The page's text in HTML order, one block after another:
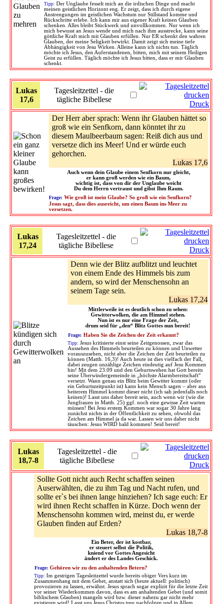
Tipp: Der Unglaube fesselt mich an die irdischen Dinge und macht
meinen geistlichen Horizont eng. Er zeigt, dass ich durch eigene
Anstrengungen im geistlichen Wachstum nur Stillstand komme und
Rückschritte erlebe. Ich kann mir aus eigener Kraft keinen Glauben
schenken. Alles bleibt Stückwerk und unvollkommen. Nur wenn ich
mich bewusst an Jesus wende und mich nach ihm ausstrecke, kann seine
göttliche Kraft mich mit Glauben erfüllen. Nur ER schenkt den wahren
Glauben, der meine Seligkeit bewirkt. Damit zeigt sich meine tiefe
Abhängigkeit von Jesu Wirken. Alleine kann ich nichts tun. Täglich
möchte ich Jesus, den Auferstandenen, bitten, mich mit seinem Heiligen
Geist zu erfüllen. Täglich möchte ich Jesus bitten, dass er mir Glauben
schenkt.
Lukas
17,6
Tagesleitzettel - die
tägliche Bibellese
Druck
Der Herr aber sprach: Wenn ihr Glauben hättet so
groß wie ein Senfkorn, dann könntet ihr zu
diesem Maulbeerbaum sagen: Reiß dich aus und
versetze dich ins Meer! Und er würde euch
gehorchen.
Lukas 17,6
Auch wenn dein Glaube einem Senfkorn nur gleicht,
er kann groß werden wie ein Baum,
wichtig ist, dass von dir der Unglaube weicht
Du dem Herrn vertraust und gibst Ihm Raum.
Frage: Wie groß ist mein Glaube? So groß wie ein Senfkorn?
Jesus sagt, dass dies ausreicht, um einen Baum ins Meer zu
versetzen.
Lukas
17,24
Tagesleitzettel - die
tägliche Bibellese
Druck
Denn wie der Blitz aufblitzt und leuchtet
von einem Ende des Himmels bis zum
andern, so wird der Menschensohn an
seinem Tage sein.
Lukas 17,24
Mittlerweile ist es deutlich schon zu sehen:
Gewitterwolken, die am Himmel stehen.
Nun ist es nur eine Frage der Zeit,
drum seid für „den“ Blitz Gottes nun bereit!
Frage: Haben Sie die Zeichen der Zeit erkannt?
Tipp: Jesus kritisierte einst seine Zeitgenossen, zwar das
Aussehen des Himmels beurteilen zu können und Unwetter
vorauszusehen, nicht aber die Zeichen der Zeit beurteilen zu
können (Matth. 16,3)! Auch heute ist dies vielfach der Fall,
dabei zeugen unzählige Zeichen eindeutig auf Jesu Kommen
hin! Mit dem 23.09 und den Geburtswehen hat Gott bereits
seine Überwindergemeinde in „höchste Alarmbereitschaft“
versetzt. Wann genau ein Blitz beim Gewitter kommt (oder
ein Geburtszeitpunkt ist) kann kein Mensch sagen – aber aus
heiterem Himmel kommt dieser nicht (ich sah jedenfalls noch
keinen)! Lasst uns daher bereit sein, auch wenn wir (wie die
Jungfrauen in Matth. 25) ggf. noch eine gewisse Zeit warten
müssen! Bei Jesu erstem Kommen war sogar 30 Jahre lang
zunächst nichts in der Öffentlichkeit zu sehen, obwohl das
Zeichen am Himmel ja da war. Lassen wir uns daher nicht
täuschen: Jesus WIRD bald kommen! Seid bereit!
Lukas
18,7-8
Tagesleitzettel - die
tägliche Bibellese
Druck
Sollte Gott nicht auch Recht schaffen seinen
Auserwählten, die zu ihm Tag und Nacht rufen, und
sollte er`s bei ihnen lange hinziehen? Ich sage euch: Er
wird ihnen Recht schaffen in Kürze. Doch wenn der
Menschensohn kommen wird, meinst du, er werde
Glauben finden auf Erden?
Lukas 18,7-8
Ein Beter, der ist kostbar,
er steuert selbst die Politik,
kniend vor Gottes Angesicht
ändert er des Landes Geschick.
Frage: Gehören wir zu den anhaltenden Betern?
Tipp: Im gestrigen Tagesleitzettel wurde bereits obiger Vers kurz im
Zusammenhang mit dem Gebet, anstatt sich (heute aktuell: politisch)
provozieren zu lassen, erwähnt. Jesus sprach sogar explizit für die letzte Zeit
vor seiner Wiederkommen davon, dass es am anhaltenden Gebet (und somit
biblischem Glauben) mangeln wird bzw. dieser nahezu gar nicht mehr
existieren wird! Lasst uns Jesus Christus treu nachfolgen und in Allem